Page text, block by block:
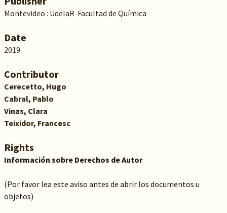
Montevideo : UdelaR-Facultad de Química
Date
2019.
Contributor
Cerecetto, Hugo
Cabral, Pablo
Vinas, Clara
Teixidor, Francesc
Rights
Información sobre Derechos de Autor
(Por favor lea este aviso antes de abrir los documentos u
objetos)